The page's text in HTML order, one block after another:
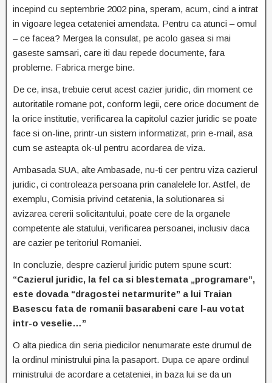
incepind cu septembrie 2002 pina, speram, acum, cind a intrat
in vigoare legea cetateniei amendata. Pentru ca atunci – omul
– ce facea? Mergea la consulat, pe acolo gasea si mai
gaseste samsari, care iti dau repede documente, fara
probleme. Fabrica merge bine.
De ce, insa, trebuie cerut acest cazier juridic, din moment ce
autoritatile romane pot, conform legii, cere orice document de
la orice institutie, verificarea la capitolul cazier juridic se poate
face si on-line, printr-un sistem informatizat, prin e-mail, asa
cum se asteapta ok-ul pentru acordarea de viza.
Ambasada SUA, alte Ambasade, nu-ti cer pentru viza cazierul
juridic, ci controleaza persoana prin canalelele lor. Astfel, de
exemplu, Comisia privind cetatenia, la solutionarea si
avizarea cererii solicitantului, poate cere de la organele
competente ale statului, verificarea persoanei, inclusiv daca
are cazier pe teritoriul Romaniei.
In concluzie, despre cazierul juridic putem spune scurt:
“Cazierul juridic, la fel ca si blestemata „programare”,
este dovada “dragostei netarmurite” a lui Traian
Basescu fata de romanii basarabeni care l-au votat
intr-o veselie…”
O alta piedica din seria piedicilor nenumarate este drumul de
la ordinul ministrului pina la pasaport. Dupa ce apare ordinul
ministrului de acordare a cetateniei, in baza lui se da un